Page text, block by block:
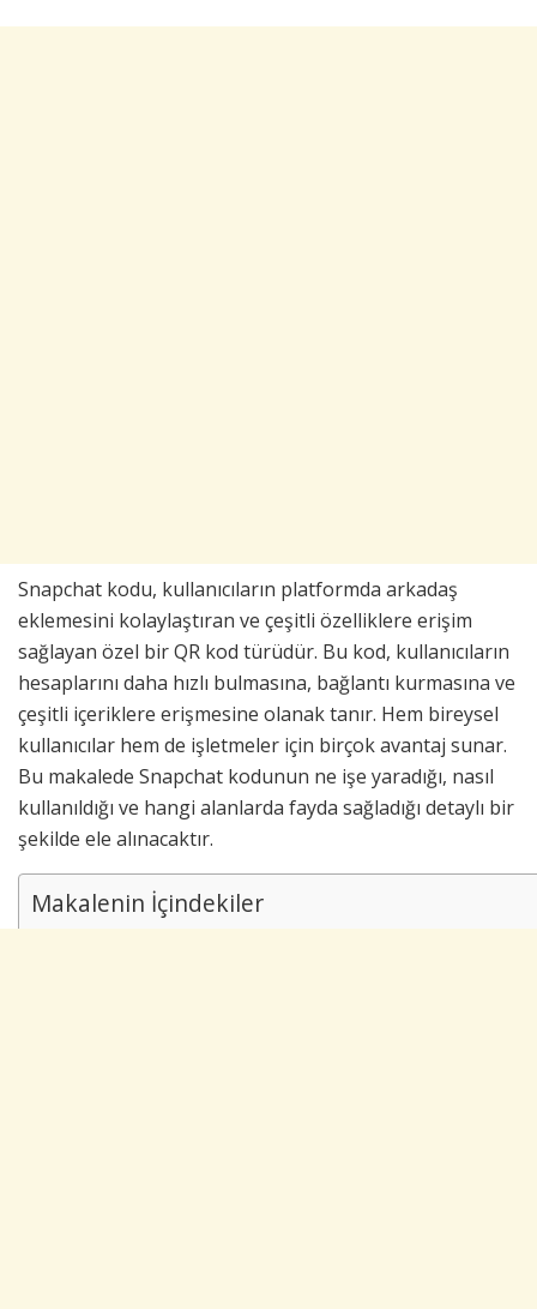
Snapchat kodu, kullanıcıların platformda arkadaş
eklemesini kolaylaştıran ve çeşitli özelliklere erişim
sağlayan özel bir QR kod türüdür. Bu kod, kullanıcıların
hesaplarını daha hızlı bulmasına, bağlantı kurmasına ve
çeşitli içeriklere erişmesine olanak tanır. Hem bireysel
kullanıcılar hem de işletmeler için birçok avantaj sunar.
Bu makalede Snapchat kodunun ne işe yaradığı, nasıl
kullanıldığı ve hangi alanlarda fayda sağladığı detaylı bir
şekilde ele alınacaktır.
Makalenin İçindekiler